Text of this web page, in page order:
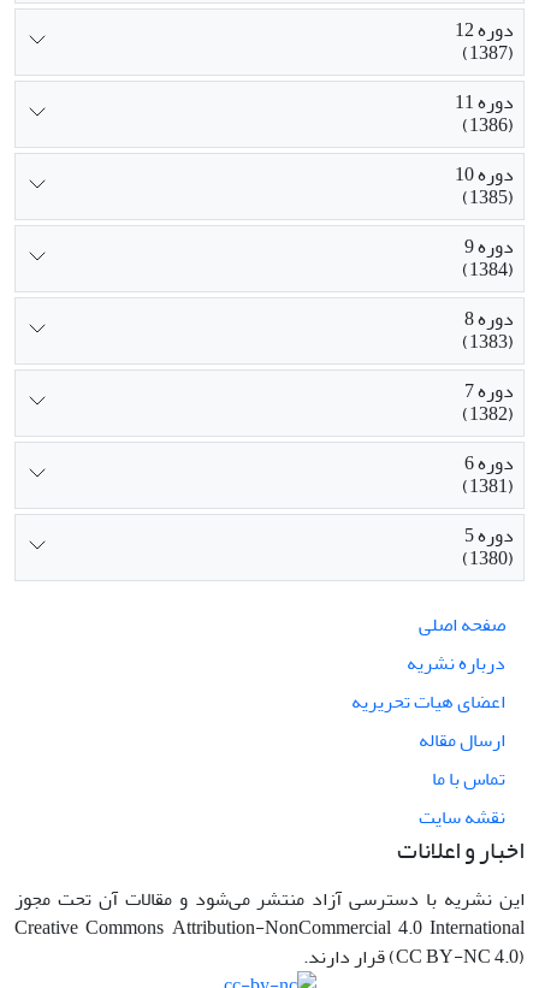
دوره 12
(1387)
دوره 11
(1386)
دوره 10
(1385)
دوره 9
(1384)
دوره 8
(1383)
دوره 7
(1382)
دوره 6
(1381)
دوره 5
(1380)
صفحه اصلی
درباره نشریه
اعضای هیات تحریریه
ارسال مقاله
تماس با ما
نقشه سایت
اخبار و اعلانات
این نشریه با دسترسی آزاد منتشر می‌شود و مقالات آن تحت مجوز
Creative Commons Attribution-NonCommercial 4.0 International
(CC BY-NC 4.0) قرار دارند.